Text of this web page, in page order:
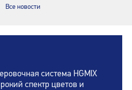
Все новости
система HGMIX
спектр цветов и